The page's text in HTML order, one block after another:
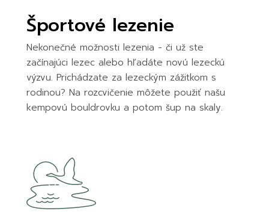
Športové lezenie
Nekonečné možnosti lezenia - či už ste
začínajúci lezec alebo hľadáte novú lezeckú
výzvu. Prichádzate za lezeckým zážitkom s
rodinou? Na rozcvičenie môžete použiť našu
kempovú bouldrovku a potom šup na skaly.